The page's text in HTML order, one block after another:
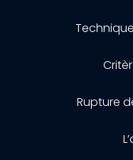
Rupture